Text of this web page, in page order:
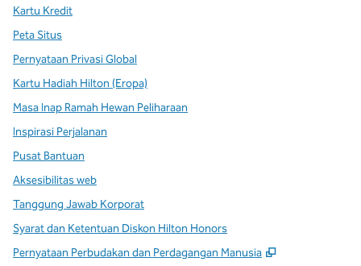
Kartu Kredit
Peta Situs
Pernyataan Privasi Global
Kartu Hadiah Hilton (Eropa)
Masa Inap Ramah Hewan Peliharaan
Inspirasi Perjalanan
Pusat Bantuan
Aksesibilitas web
Tanggung Jawab Korporat
Syarat dan Ketentuan Diskon Hilton Honors
Pernyataan Perbudakan dan Perdagangan Manusia
,